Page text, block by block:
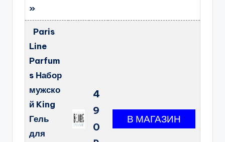
»
Paris
Line
Parfum
s Набор
мужско
й King
Гель
для
4
9
0